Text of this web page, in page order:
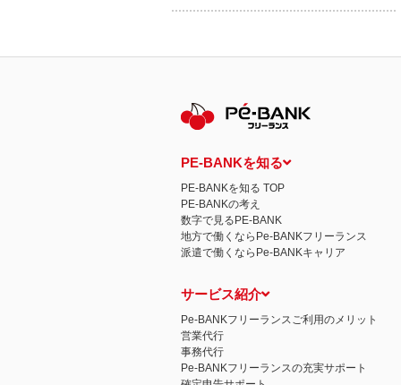
PE-BANKを知る
PE-BANKを知る TOP
PE-BANKの考え
数字で見るPE-BANK
地方で働くならPe-BANKフリーランス
派遣で働くならPe-BANKキャリア
サービス紹介
Pe-BANKフリーランスご利用のメリット
営業代行
事務代行
Pe-BANKフリーランスの充実サポート